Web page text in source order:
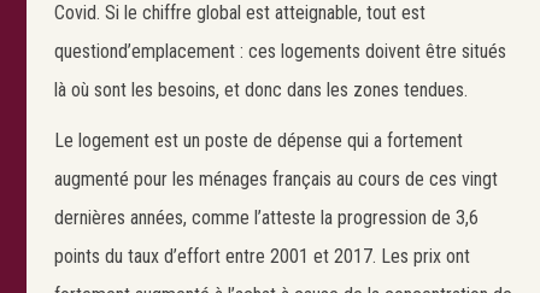
Covid. Si le chiffre global est atteignable, tout est
questiond’emplacement : ces logements doivent être situés
là où sont les besoins, et donc dans les zones tendues.
Le logement est un poste de dépense qui a fortement
augmenté pour les ménages français au cours de ces vingt
dernières années, comme l’atteste la progression de 3,6
points du taux d’effort entre 2001 et 2017. Les prix ont